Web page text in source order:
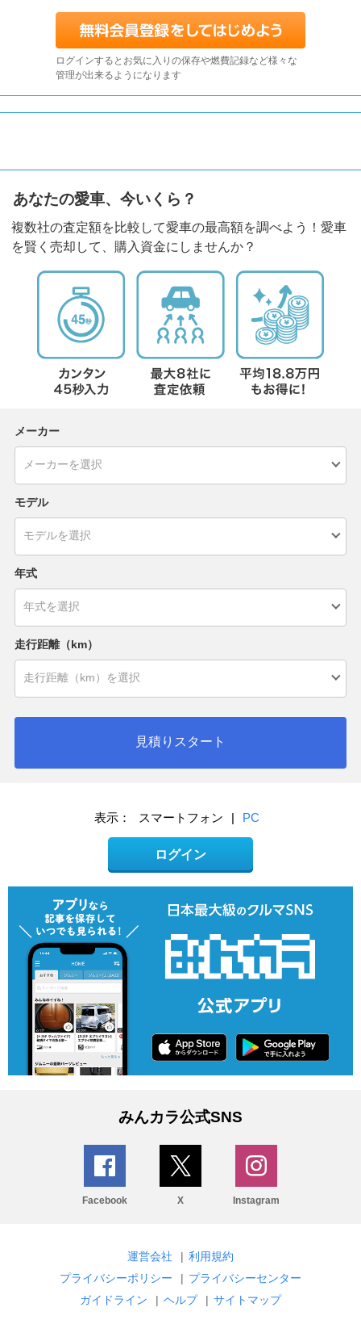
ログインするとお気に入りの保存や燃費記録など様々な
管理が出来るようになります
あなたの愛車、今いくら？
複数社の査定額を比較して愛車の最高額を調べよう！愛車
を賢く売却して、購入資金にしませんか？
メーカー
モデル
年式
走行距離（km）
見積りスタート
表示： スマートフォン | PC
ログイン
みんカラ公式SNS
Facebook X Instagram
運営会社 | 利用規約
プライバシーポリシー
| プライバシーセンター
ガイドライン
| ヘルプ | サイトマップ